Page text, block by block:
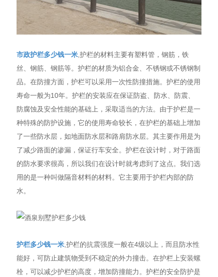
市政护栏多少钱一米 ,护栏的材料主要有塑料管，钢筋，铁
丝、钢筋、钢筋等。护栏的材质为铝合金、不锈钢或不锈钢制
品。在防撞方面，护栏可以采用一次性防撞措施。护栏的使用
寿命一般为10年。护栏的安装应在保证防盗、防水、防震、
防腐蚀及安全性能的基础上，采取适当的方法。由于护栏是一
种特殊的防护设施，它的使用寿命较长，在护栏的基础上增加
了一些防水层，如地面防水层和路肩防水层。其主要作用是为
了减少路面的渗漏，保证行车安全。护栏在设计时，对于路面
的防水要求很高，所以我们在设计时就考虑到了这点。我们选
用的是一种叫做隔音材料的材料。它主要用于护栏内部的防
水。
护栏多少钱一米 ,护栏的抗震强度一般在4级以上，而且防水性
能好，可防止建筑物受到不稳定的外力撞击。在护栏上安装螺
栓，可以减少护栏的高度，增加防撞能力。护栏的安全防护是